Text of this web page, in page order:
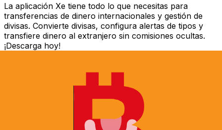
La aplicación Xe tiene todo lo que necesitas para
transferencias de dinero internacionales y gestión de
divisas. Convierte divisas, configura alertas de tipos y
transfiere dinero al extranjero sin comisiones ocultas.
¡Descarga hoy!